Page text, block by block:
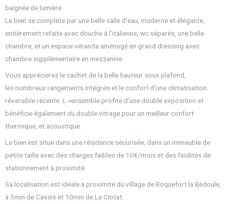
baignée de lumière.
Le bien se complète par une belle salle d’eau, moderne et élégante,
entièrement refaite avec douche à l’italienne, wc séparés, une belle
chambre, et un espace véranda aménagé en grand dressing avec
chambre supplémentaire en mezzanine .
Vous apprécierez le cachet de la belle hauteur sous plafond,
les nombreux rangements intégrés et le confort d’une climatisation
réversible récente. L »ensemble profite d’une double exposition et
bénéficie également du double vitrage pour un meilleur confort
thermique, et acoustique.
Le bien est situe dans une résidence sécurisée, dans un immeuble de
petite taille avec des charges faibles de 10€/mois et des facilités de
stationnement à proximité.
Sa localisation est idéale à proximité du village de Roquefort la Bédoule,
à 5min de Cassis et 10min de La Ciotat.